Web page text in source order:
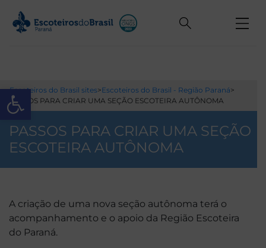
Open toolbar
Escoteiros do Brasil sites>Escoteiros do Brasil - Região Paraná>
PASSOS PARA CRIAR UMA SEÇÃO ESCOTEIRA AUTÔNOMA
PASSOS PARA CRIAR UMA SEÇÃO
ESCOTEIRA AUTÔNOMA
A criação de uma nova seção autônoma terá o
acompanhamento e o apoio da Região Escoteira
do Paraná.